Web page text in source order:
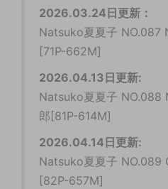
2026.03.24日更新：
Natsuko夏夏子 NO.087
[71P-662M]
2026.04.13日更新:
Natsuko夏夏子 NO.088
郎[81P-614M]
2026.04.14日更新:
Natsuko夏夏子 NO.089
[82P-657M]